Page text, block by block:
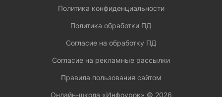
Политика конфиденциальности
Политика обработки ПД
Согласие на обработку ПД
Согласие на рекламные рассылки
Правила пользования сайтом
Онлайн-школа «Инфоурок» © 2026